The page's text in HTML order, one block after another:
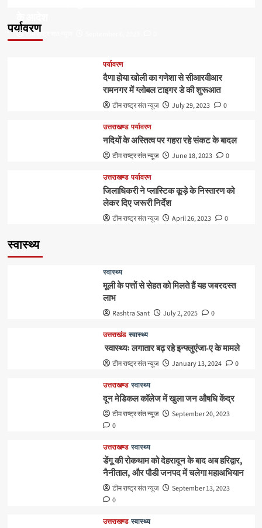
पर्यावरण
के आदेश
टीम राष्ट्र संत न्यूज
पर्यावरण
दैणा होया खोली का गणेशा से सीआरवीआर
रामनगर में ग्लोबल टाइगर डे की शुरूआत
टीम राष्ट्र संत न्यूज July 29, 2023 0
उत्तराखण्ड पर्यावरण
नदियों के अस्तित्व पर गहरा रहे संकट के बादल
टीम राष्ट्र संत न्यूज June 18, 2023 0
उत्तराखण्ड पर्यावरण
जिलाधिकरी ने प्लास्टिक कूड़े के निस्तारण को
लेकर दिए जरूरी निर्देश
टीम राष्ट्र संत न्यूज April 26, 2023 0
स्वास्थ्य
स्वास्थ्य
मूली के पत्तों से सेहत को मिलते हैं यह जबरदस्त
लाभ
Rashtra Sant July 2, 2025 0
उत्तराखंड स्वास्थ्य
स्वास्थ्यः लगातार बढ़ रहे इन्फ्लुएंजा-ए के मामले
टीम राष्ट्र संत न्यूज January 13, 2024 0
उत्तराखण्ड स्वास्थ्य
दून मेडिकल कॉलेज में खुला जन औषधि केंद्र
टीम राष्ट्र संत न्यूज
September 20, 2023
0
उत्तराखण्ड स्वास्थ्य
डेंगू की रोकथाम को देहरादून के बाद अब हरिद्वार,
नैनीताल, और पौडी जनपद में चलेगा महाअभियान
टीम राष्ट्र संत न्यूज
September 13, 2023
0
उत्तराखण्ड स्वास्थ्य